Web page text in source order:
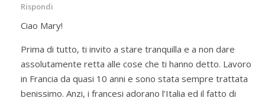
Rispondi
Ciao Mary!
Prima di tutto, ti invito a stare tranquilla e a non dare
assolutamente retta alle cose che ti hanno detto. Lavoro
in Francia da quasi 10 anni e sono stata sempre trattata
benissimo. Anzi, i francesi adorano l’Italia ed il fatto di